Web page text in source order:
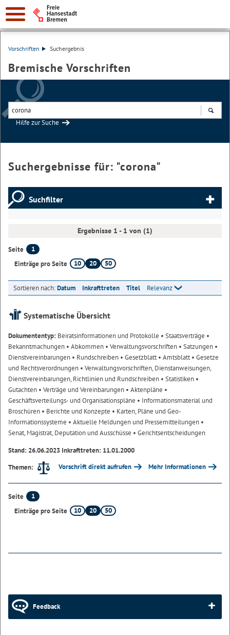
Vorschriften Suchergebnis
Bremische Vorschriften
Hilfe zur Suche
Suchergebnisse für: "corona"
Suchfilter
Ergebnisse 1 - 1 von (1)
Seite
1
Einträge pro Seite
10 20 50
Sortieren nach:Datum Inkrafttreten Titel Relevanz
Systematische Übersicht
Dokumententyp: Beiratsinformationen und Protokolle • Staatsverträge •
Bekanntmachungen • Abkommen • Verwaltungsvorschriften • Satzungen •
Dienstvereinbarungen • Rundschreiben • Gesetzblatt• Amtsblatt• Gesetze
und Rechtsverordnungen • Verwaltungsvorschriften, Dienstanweisungen,
Dienstvereinbarungen, Richtlinien und Rundschreiben • Statistiken •
Gutachten • Verträge und Vereinbarungen • Aktenpläne •
Geschäftsverteilungs- und Organisationspläne • Informationsmaterial und
Broschüren • Berichte und Konzepte • Karten, Pläne und Geo-
Informationssysteme • Aktuelle Meldungen und Pressemitteilungen •
Senat, Magistrat, Deputation und Ausschüsse • Gerichtsentscheidungen
Stand: 26.06.2023 Inkrafttreten: 11.01.2000
Themen:
Vorschrift direkt aufrufen Mehr Informationen
Seite
1
Einträge pro Seite
10 20 50
Feedback